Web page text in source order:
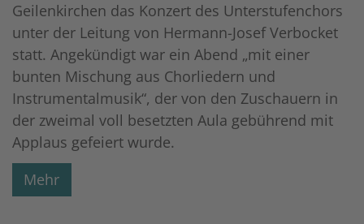
Geilenkirchen das Konzert des Unterstufenchors
unter der Leitung von Hermann-Josef Verbocket
statt. Angekündigt war ein Abend „mit einer
bunten Mischung aus Chorliedern und
Instrumentalmusik“, der von den Zuschauern in
der zweimal voll besetzten Aula gebührend mit
Applaus gefeiert wurde.
Mehr